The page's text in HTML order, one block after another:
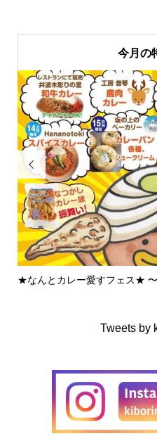
今月の

★なんとカレー愛すフェス★
Tweets by